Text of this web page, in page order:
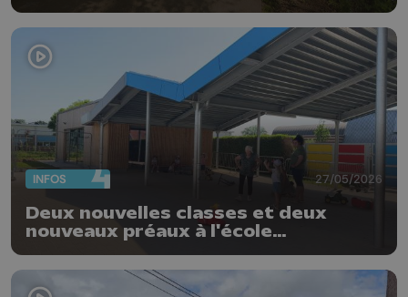
INFOS 27/05/2026
Deux nouvelles classes et deux
nouveaux préaux à l'école